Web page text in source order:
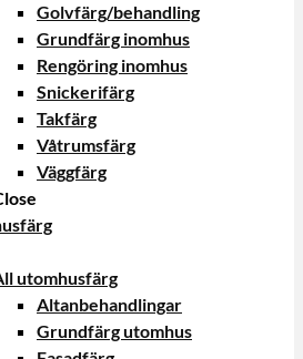
Golvfärg/behandling
Grundfärg inomhus
Rengöring inomhus
Snickerifärg
Takfärg
Våtrumsfärg
Väggfärg
utomhusfärg
Altanbehandlingar
Grundfärg utomhus